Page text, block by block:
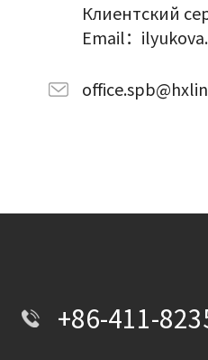
Клиентский
Email：
+86-411-